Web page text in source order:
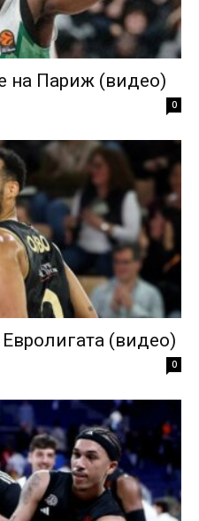
на Париж (видео)
0
(видео)
0